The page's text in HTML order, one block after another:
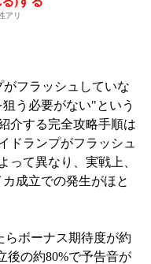
アリ
フラッシュしていな
う必要がない"という
介する完全攻略手順は
ドランプがフラッシュ
って異なり、実戦上、
成立での発生がほと
らボーナス期待度が約
後の約80%で予告音が